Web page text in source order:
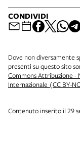
CONDIVIDI
Dove non diversamente
presenti su questo sito
Commons Attribuzione -
Internazionale (CC BY-
Contenuto inserito il 29